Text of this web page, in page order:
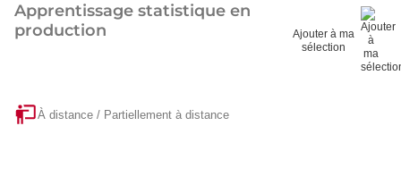
Apprentissage statistique en
production
Ajouter à ma
sélection
À distance / Partiellement à distance